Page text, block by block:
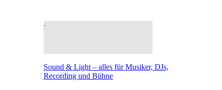
Sound & Light – alles für Musiker, DJs,
Recording und Bühne